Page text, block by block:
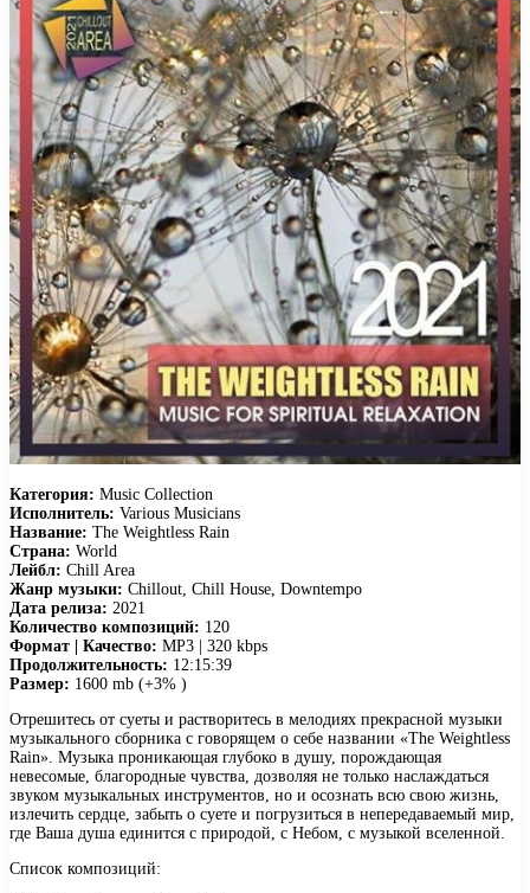
Категория: Music Collection
Исполнитель: Various Musicians
Название: The Weightless Rain
Страна: World
Лейбл: Chill Area
Жанр музыки: Chillout, Chill House, Downtempo
Дата релиза: 2021
Количество композиций: 120
Формат | Качество: MP3 | 320 kbps
Продолжительность: 12:15:39
Размер: 1600 mb (+3% )
Отрешитесь от суеты и растворитесь в мелодиях прекрасной музыки
музыкального сборника с говорящем о себе названии «The Weightless
Rain». Музыка проникающая глубоко в душу, порождающая
невесомые, благородные чувства, дозволяя не только наслаждаться
звуком музыкальных инструментов, но и осознать всю свою жизнь,
излечить сердце, забыть о суете и погрузиться в непередаваемый мир,
где Ваша душа единится с природой, с Небом, с музыкой вселенной.
Список композиций: